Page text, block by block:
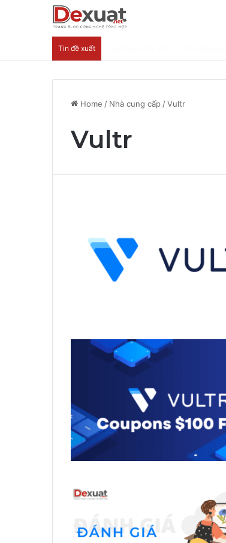
Tin đề xuất
Home / Nhà cung cấp /Vultr
Vultr